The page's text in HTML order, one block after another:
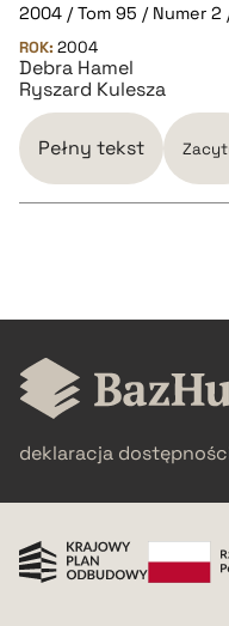
2004 / Tom 95 / Numer 2
ROK: 2004
Debra Hamel
Ryszard Kulesza
Pełny tekst
BIBTEX
deklaracja